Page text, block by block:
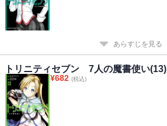
あらすじを見る
トリニティセブン 7人の魔書使い(13)
¥682 (税込)